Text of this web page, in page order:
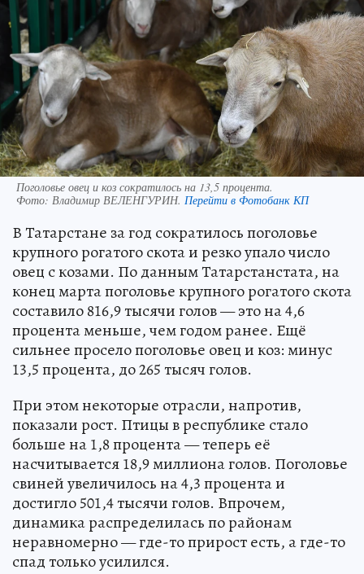
Поголовье овец и коз сократилось на 13,5 процента.
Фото: Владимир ВЕЛЕНГУРИН. Перейти в Фотобанк КП
В Татарстане за год сократилось поголовье
крупного рогатого скота и резко упало число
овец с козами. По данным Татарстанстата, на
конец марта поголовье крупного рогатого скота
составило 816,9 тысячи голов — это на 4,6
процента меньше, чем годом ранее. Ещё
сильнее просело поголовье овец и коз: минус
13,5 процента, до 265 тысяч голов.
При этом некоторые отрасли, напротив,
показали рост. Птицы в республике стало
больше на 1,8 процента — теперь её
насчитывается 18,9 миллиона голов. Поголовье
свиней увеличилось на 4,3 процента и
достигло 501,4 тысячи голов. Впрочем,
динамика распределилась по районам
неравномерно — где-то прирост есть, а где-то
спад только усилился.